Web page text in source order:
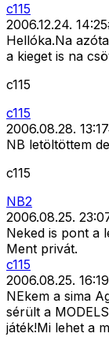
c115
2006.12.24. 14:25
Hellóka.Na
a kieget is na
c115
c115
2006.08.28. 13:17
NB letöltöttem
c115
NB2
2006.08.25.
Neked is pont a
Ment privát.
c115
2006.08.25. 16:19
NEkem a sima
sérült a
játék!Mi lehet a